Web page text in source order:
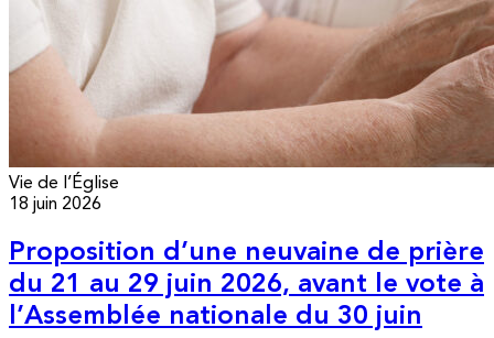
Vie de l’Église
18 juin 2026
Proposition d’une neuvaine de prière
du 21 au 29 juin 2026, avant le vote à
l’Assemblée nationale du 30 juin